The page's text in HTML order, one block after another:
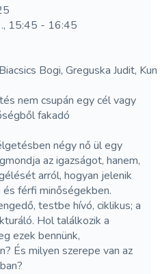
15:45 - 16:45
Bogi, Greguska Judit, Kun
nem csupán egy cél vagy
fakadó
négy nő ül egy
az igazságot, hanem,
arról, hogyan jelenik
férfi minőségekben.
testbe hívó, ciklikus; a
Hol találkozik a
ezek bennünk,
És milyen szerepe van az